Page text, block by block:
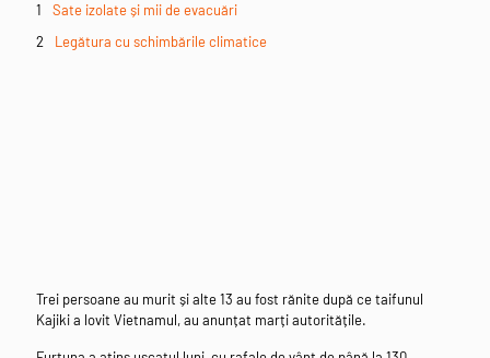
Sate izolate și mii de evacuări
Legătura cu schimbările climatice
Trei persoane au murit și alte 13 au fost rănite după ce taifunul
Kajiki a lovit Vietnamul, au anunțat marți autoritățile.